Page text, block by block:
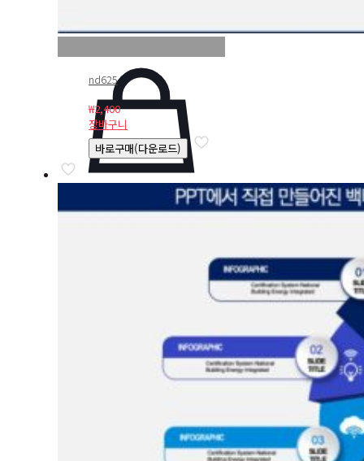
nd625
₩2,400
장바구니
바로구매(다운로드)